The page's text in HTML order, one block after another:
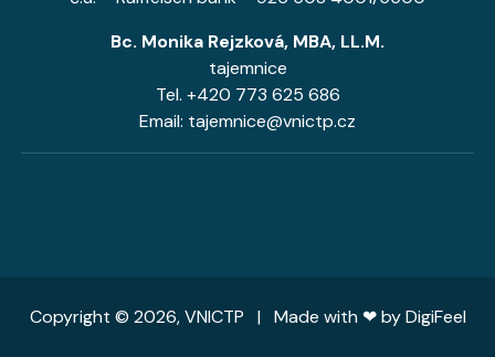
Bc. Monika Rejzková, MBA, LL.M.
tajemnice
Tel. +420 773 625 686
Email: tajemnice@vnictp.cz
Copyright © 2026, VNICTP | Made with ❤ byDigiFeel